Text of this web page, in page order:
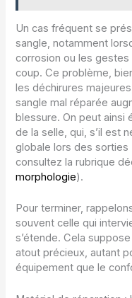
Un cas fréquent se
sangle, notamment
corrosion ou les gestes
coup. Ce problème,
les déchirures
sangle mal réparée
blessure. On peut ainsi
de la selle, qui, s’il est
globale lors des
consultez la rubrique
morphologie).
Pour terminer,
souvent celle qui
s’étende. Cela
atout précieux, autant
équipement que le